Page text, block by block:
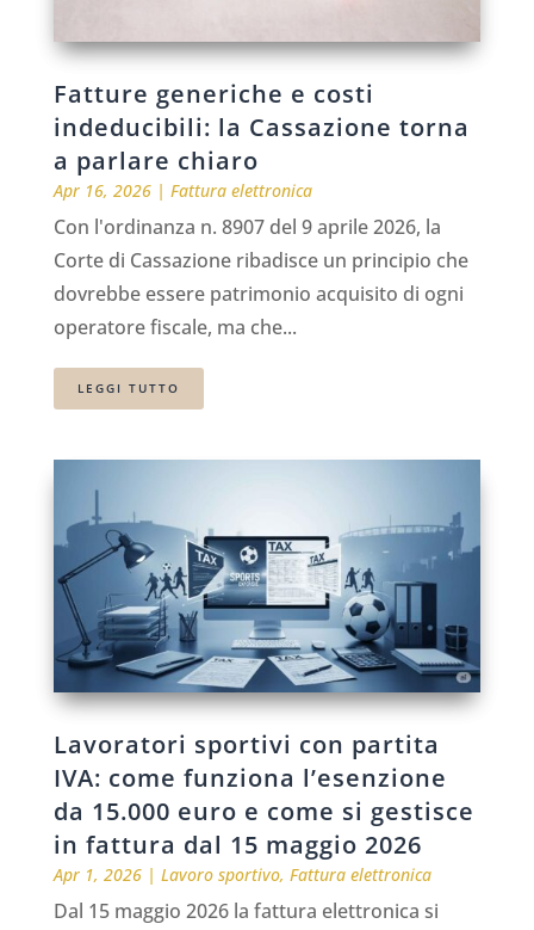
Fatture generiche e costi
indeducibili: la Cassazione torna
a parlare chiaro
Apr 16, 2026| Fattura elettronica
Con l'ordinanza n. 8907 del 9 aprile 2026, la
Corte di Cassazione ribadisce un principio che
dovrebbe essere patrimonio acquisito di ogni
operatore fiscale, ma che...
LEGGI TUTTO
Lavoratori sportivi con partita
IVA: come funziona l’esenzione
da 15.000 euro e come si gestisce
in fattura dal 15 maggio 2026
Apr 1, 2026| Lavoro sportivo, Fattura elettronica
Dal 15 maggio 2026 la fattura elettronica si